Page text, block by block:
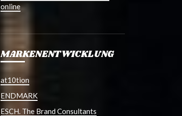
online
MARKENENTWICKLUNG
at10tion
ENDMARK
ESCH. The Brand Consultants